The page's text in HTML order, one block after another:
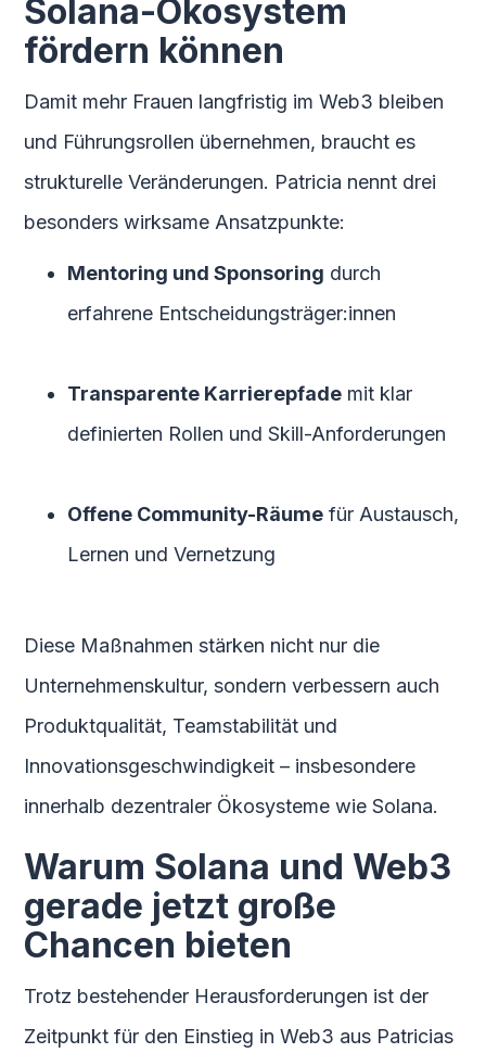
Solana-Ökosystem
fördern können
Damit mehr Frauen langfristig im Web3 bleiben
und Führungsrollen übernehmen, braucht es
strukturelle Veränderungen. Patricia nennt drei
besonders wirksame Ansatzpunkte:
Mentoring und Sponsoring durch
erfahrene Entscheidungsträger:innen
Transparente Karrierepfade mit klar
definierten Rollen und Skill-Anforderungen
Offene Community-Räume für Austausch,
Lernen und Vernetzung
Diese Maßnahmen stärken nicht nur die
Unternehmenskultur, sondern verbessern auch
Produktqualität, Teamstabilität und
Innovationsgeschwindigkeit – insbesondere
innerhalb dezentraler Ökosysteme wie Solana.
Warum Solana und Web3
gerade jetzt große
Chancen bieten
Trotz bestehender Herausforderungen ist der
Zeitpunkt für den Einstieg in Web3 aus Patricias